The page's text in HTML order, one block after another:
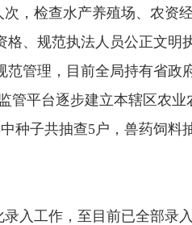
次，检查水产养殖场、农资
格、规范执法人员公正文明
范管理，目前全局持有省政
管平台逐步建立本辖区农业
种子共抽查5户，兽药饲料
入工作，至目前已全部录